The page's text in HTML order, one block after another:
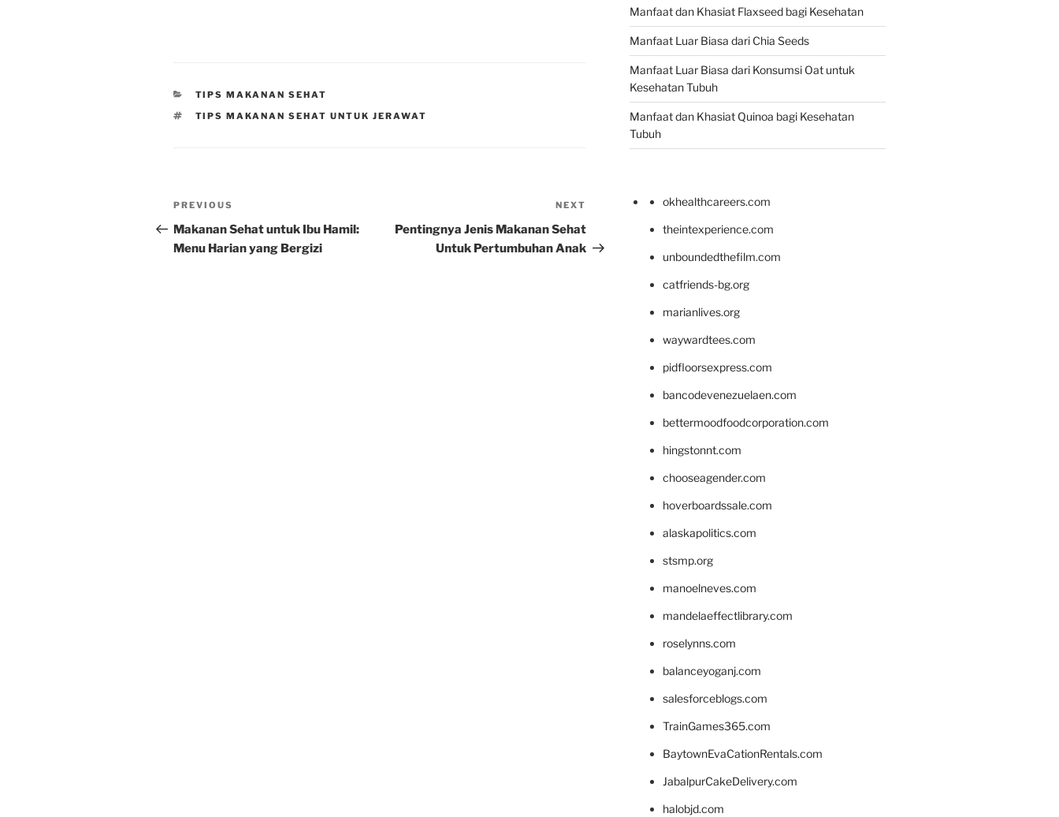
CATEGORIES
TIPS MAKANAN SEHAT
TAGS
TIPS MAKANAN SEHAT UNTUK JERAWAT
Post
navigation
Previous
Post
PREVIOUS
Makanan Sehat untuk Ibu Hamil:
Menu Harian yang Bergizi
Post
NEXT
Pentingnya Jenis Makanan Sehat
Untuk Pertumbuhan Anak
Manfaat dan Khasiat Flaxseed bagi Kesehatan
Manfaat Luar Biasa dari Chia Seeds
Manfaat Luar Biasa dari Konsumsi Oat untuk
Kesehatan Tubuh
Manfaat dan Khasiat Quinoa bagi Kesehatan
Tubuh
okhealthcareers.com
theintexperience.com
unboundedthefilm.com
catfriends-bg.org
marianlives.org
waywardtees.com
pidfloorsexpress.com
bancodevenezuelaen.com
bettermoodfoodcorporation.com
hingstonnt.com
chooseagender.com
hoverboardssale.com
alaskapolitics.com
stsmp.org
manoelneves.com
mandelaeffectlibrary.com
roselynns.com
balanceyoganj.com
salesforceblogs.com
TrainGames365.com
BaytownEvaCationRentals.com
JabalpurCakeDelivery.com
halobjd.com